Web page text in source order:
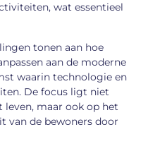
wat essentieel
tonen aan hoe
aan de moderne
waarin technologie en
De focus ligt niet
leven, maar ook op het
van de bewoners door